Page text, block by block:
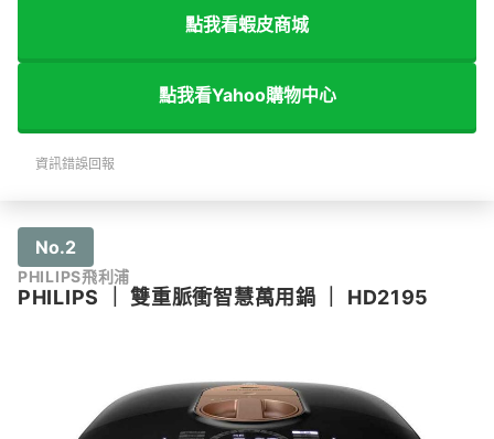
點我看蝦皮商城
點我看Yahoo購物中心
資訊錯誤回報
No.2
PHILIPS飛利浦
PHILIPS ｜雙重脈衝智慧萬用鍋 HD2195